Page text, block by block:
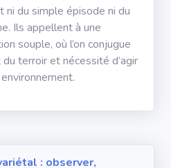
ni du simple épisode ni du
Ils appellent à une
souple, où l’on conjugue
terroir et nécessité d’agir
: observer,